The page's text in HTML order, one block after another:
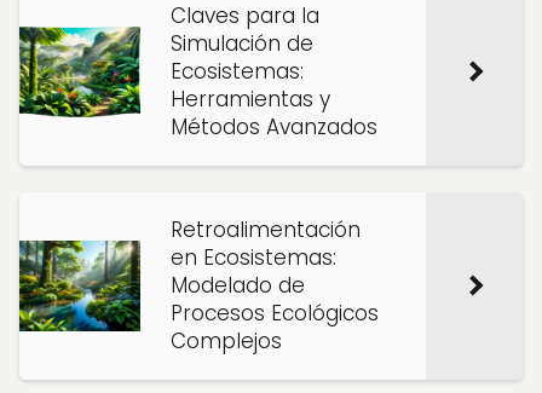
Claves para la
Simulación de
Ecosistemas:
Herramientas y
Métodos Avanzados
Retroalimentación
en Ecosistemas:
Modelado de
Procesos Ecológicos
Complejos